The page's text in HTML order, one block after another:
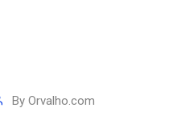
By Orvalho.com